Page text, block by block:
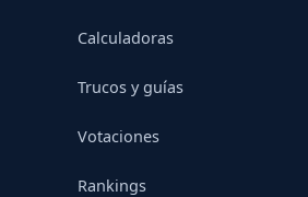
Calculadoras
Trucos y guías
Votaciones
Rankings